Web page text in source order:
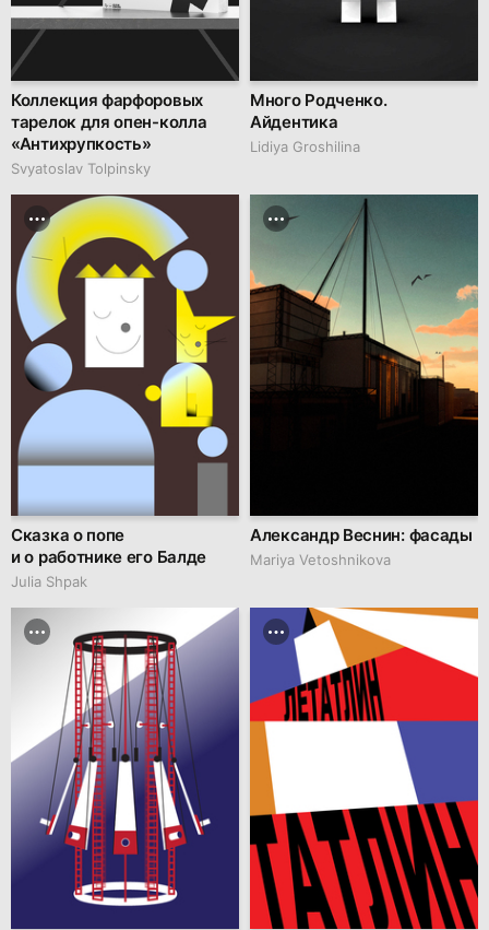
Коллекция фарфоровых
тарелок для опен-колла
«Антихрупкость»
Svyatoslav Tolpinsky
Много Родченко.
Айдентика
Lidiya Groshilina
Сказка о попе
и о работнике его Балде
Julia Shpak
Александр Веснин: фасады
Mariya Vetoshnikova